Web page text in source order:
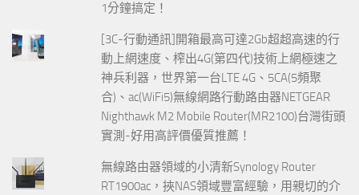
1分鐘搞定！
[3C-行動通訊]開箱最高可達2Gb超超高速的行
動上網速度、榨出4G(第四代)技術上網極速之
神兵利器，世界第一台LTE 4G、5CA(5頻聚
合)、ac(WiFi5)無線網路行動路由器NETGEAR
Nighthawk M2 Mobile Router(MR2100)台灣街頭
實測-好用高評價優質推薦！
無線路由器領域的小清新Synology Router
RT1900ac，挾NAS領域豐富經驗，用親切的介